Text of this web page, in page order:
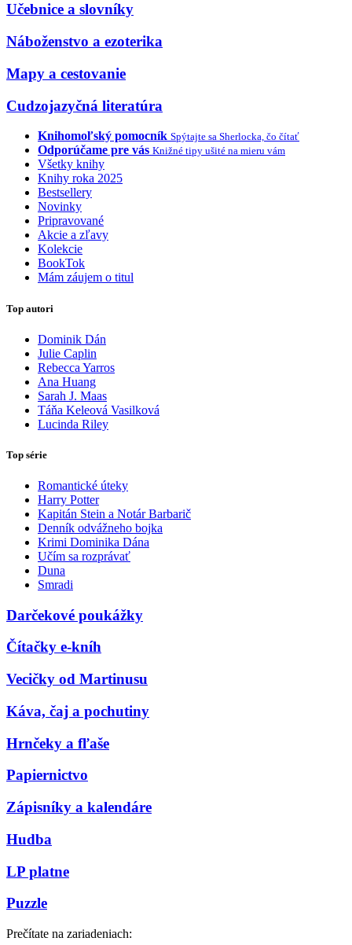
Učebnice a slovníky
Náboženstvo a ezoterika
Mapy a cestovanie
Cudzojazyčná literatúra
Knihomoľský pomocník Spýtajte sa Sherlocka, čo čítať
Odporúčame pre vás Knižné tipy ušité na mieru vám
Všetky knihy
Knihy roka 2025
Bestsellery
Novinky
Pripravované
Akcie a zľavy
Kolekcie
BookTok
Mám záujem o titul
Top autori
Dominik Dán
Julie Caplin
Rebecca Yarros
Ana Huang
Sarah J. Maas
Táňa Keleová Vasilková
Lucinda Riley
Top série
Romantické úteky
Harry Potter
Kapitán Stein a Notár Barbarič
Denník odvážneho bojka
Krimi Dominika Dána
Učím sa rozprávať
Duna
Smradi
Darčekové poukážky
Čítačky e-kníh
Vecičky od Martinusu
Káva, čaj a pochutiny
Hrnčeky a fľaše
Papiernictvo
Zápisníky a kalendáre
Hudba
LP platne
Puzzle
Prečítate na zariadeniach: